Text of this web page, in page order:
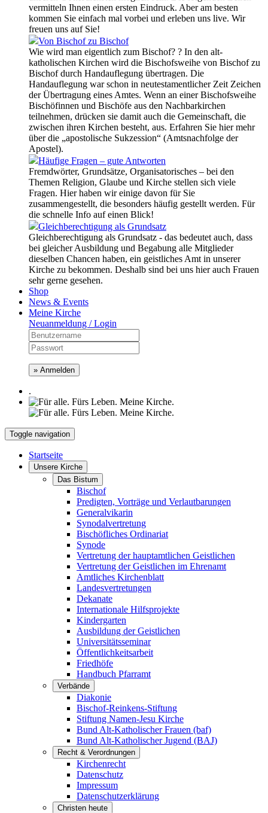
vermitteln Ihnen einen ersten Eindruck. Aber am besten
kommen Sie einfach mal vorbei und erleben uns live. Wir
freuen uns auf Sie!
Von Bischof zu Bischof
Wie wird man eigentlich zum Bischof? ? In den alt-
katholischen Kirchen wird die Bischofsweihe von Bischof zu
Bischof durch Handauflegung übertragen. Die
Handauflegung war schon in neutestamentlicher Zeit Zeichen
der Übertragung eines Amtes. Wenn an einer Bischofsweihe
Bischöfinnen und Bischöfe aus den Nachbarkirchen
teilnehmen, drücken sie damit auch die Gemeinschaft, die
zwischen ihren Kirchen besteht, aus. Erfahren Sie hier mehr
über die „apostolische Sukzession“ (Amtsnachfolge der
Apostel).
Häufige Fragen – gute Antworten
Fremdwörter, Grundsätze, Organisatorisches – bei den
Themen Religion, Glaube und Kirche stellen sich viele
Fragen. Hier haben wir einige davon für Sie
zusammengestellt, die besonders häufig gestellt werden. Für
die schnelle Info auf einen Blick!
Gleichberechtigung als Grundsatz
Gleichberechtigung als Grundsatz - das bedeutet auch, dass
bei gleicher Ausbildung und Begabung alle Mitglieder
dieselben Chancen haben, ein geistliches Amt in unserer
Kirche zu bekommen. Deshalb sind bei uns hier auch Frauen
sehr gerne gesehen.
Shop
News & Events
Meine Kirche
Neuanmeldung / Login
» Anmelden
.
Toggle navigation
Startseite
Unsere Kirche
Das Bistum
Bischof
Predigten, Vorträge und Verlautbarungen
Generalvikarin
Synodalvertretung
Bischöfliches Ordinariat
Synode
Vertretung der hauptamtlichen Geistlichen
Vertretung der Geistlichen im Ehrenamt
Amtliches Kirchenblatt
Landesvertretungen
Dekanate
Internationale Hilfsprojekte
Kindergarten
Ausbildung der Geistlichen
Universitätsseminar
Öffentlichkeitsarbeit
Friedhöfe
Handbuch Pfarramt
Verbände
Diakonie
Bischof-Reinkens-Stiftung
Stiftung Namen-Jesu Kirche
Bund Alt-Katholischer Frauen (baf)
Bund Alt-Katholischer Jugend (BAJ)
Recht & Verordnungen
Kirchenrecht
Datenschutz
Impressum
Datenschutzerklärung
Christen heute